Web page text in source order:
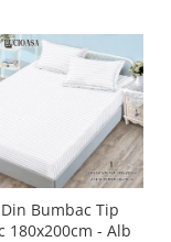
Bumbac Tip
180x200cm - Alb